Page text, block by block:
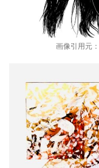
画像引用元：